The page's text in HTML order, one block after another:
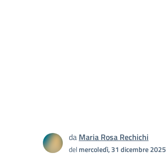
da Maria Rosa Rechichi
delmercoledì, 31 dicembre 2025